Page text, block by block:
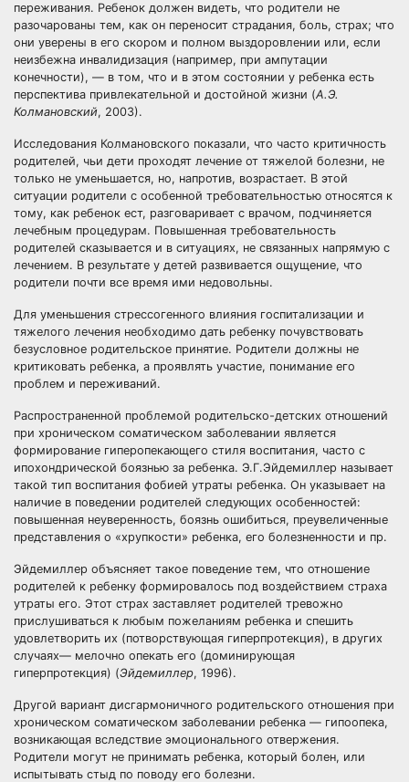
переживания. Ребенок должен видеть, что родители не
разочарованы тем, как он переносит страдания, боль, страх; что
они уверены в его скором и полном выздоровлении или, если
неизбежна инвалидизация (например, при ампутации
конечности), — в том, что и в этом состоянии у ребенка есть
перспектива привлекательной и достойной жизни (А.Э.
Колмановский, 2003).
Исследования Колмановского показали, что часто критичность
родителей, чьи дети проходят лечение от тяжелой болезни, не
только не уменьшается, но, напротив, возрастает. В этой
ситуации родители с особенной требовательностью относятся к
тому, как ребенок ест, разговаривает с врачом, подчиняется
лечебным процедурам. Повышенная требовательность
родителей сказывается и в ситуациях, не связанных напрямую с
лечением. В результате у детей развивается ощущение, что
родители почти все время ими недовольны.
Для уменьшения стрессогенного влияния госпитализации и
тяжелого лечения необходимо дать ребенку почувствовать
безусловное родительское принятие. Родители должны не
критиковать ребенка, а проявлять участие, понимание его
проблем и переживаний.
Распространенной проблемой родительско-детских отношений
при хроническом соматическом заболевании является
формирование гиперопекающего стиля воспитания, часто с
ипохондрической боязнью за ребенка. Э.Г.Эйдемиллер называет
такой тип воспитания фобией утраты ребенка. Он указывает на
наличие в поведении родителей следующих особенностей:
повышенная неуверенность, боязнь ошибиться, преувеличенные
представления о «хрупкости» ребенка, его болезненности и пр.
Эйдемиллер объясняет такое поведение тем, что отношение
родителей к ребенку формировалось под воздействием страха
утраты его. Этот страх заставляет родителей тревожно
прислушиваться к любым пожеланиям ребенка и спешить
удовлетворить их (потворствующая гиперпротекция), в других
случаях— мелочно опекать его (доминирующая
гиперпротекция) (Эйдемиллер, 1996).
Другой вариант дисгармоничного родительского отношения при
хроническом соматическом заболевании ребенка — гипоопека,
возникающая вследствие эмоционального отвержения.
Родители могут не принимать ребенка, который болен, или
испытывать стыд по поводу его болезни.